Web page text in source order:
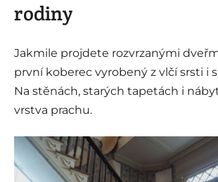
rodiny
Jakmile projdete rozvrzanými
první koberec vyrobený z vlčí srsti i
Na stěnách, starých tapetách i
vrstva prachu.